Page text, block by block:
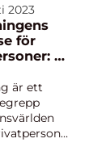
företag
har
från
och
I denna
vi att
2023
för
En
är ett